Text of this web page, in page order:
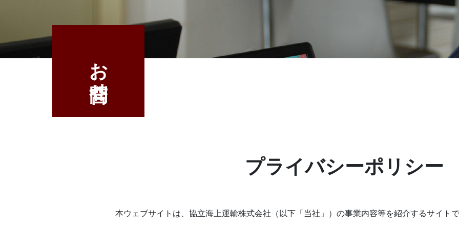
お問合せ
プライバシーポリシー
本ウェブサイトは、協立海上運輸株式会社（以下「当社」）の事業内容等を紹介するサイト